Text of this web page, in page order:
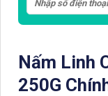
Nấm Linh
250G